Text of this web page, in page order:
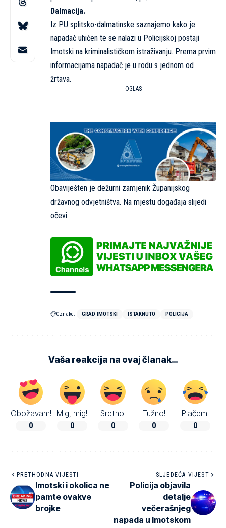
Dalmacija.
Iz PU splitsko-dalmatinske saznajemo kako je
napadač uhićen te se nalazi u Policijskoj postaji
Imotski na kriminalističkom istraživanju. Prema prvim
informacijama napadač je u rodu s jednom od
žrtava.
- OGLAS -
Obaviješten je dežurni zamjenik Županijskog
državnog odvjetništva. Na mjestu događaja slijedi
očevi.
Oznake: GRAD IMOTSKI ISTAKNUTO POLICIJA
Vaša reakcija na ovaj članak…
Obožavam!
0
Mig, mig!
0
Sretno!
0
Tužno!
0
Plačem!
0
PRETHODNA VIJESTI
Imotski i okolica ne
pamte ovakve
brojke
SLJEDEĆA VIJEST
Policija objavila
detalje
večerašnjeg
napada u Imotskom